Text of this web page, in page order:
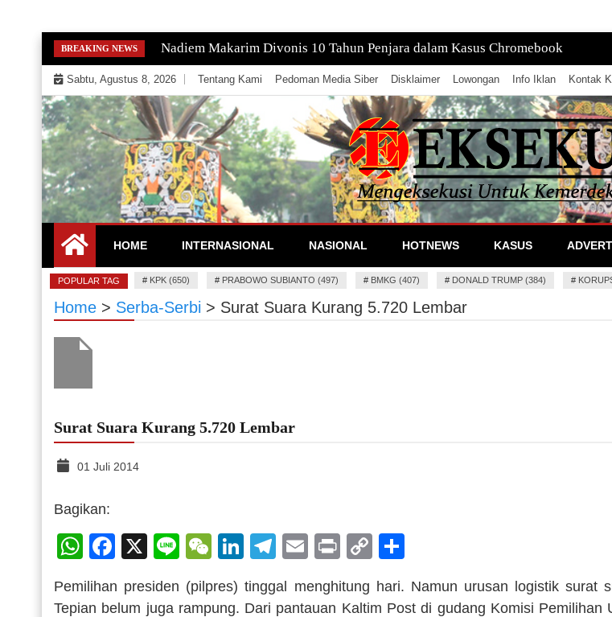
Skip
to
content
BREAKING NEWS Gempa Magnitudo 2,9 Guncang Pacitan, Pusatnya di Laut
Sabtu, Agustus 8, 2026 Tentang Kami Pedoman Media Siber Disklaimer Lowongan Info Iklan Kontak
EKSEKUTOR
Mengeksekusi Berita Untuk Kemerdekaan dan Keadilan Informasi
HOME INTERNASIONAL NASIONAL HOTNEWS KASUS
POPULAR TAG # KPK (650) # PRABOWO SUBIANTO (497) # BMKG (407) # DONALD TRUMP (384) #
Home > Serba-Serbi > Surat Suara Kurang 5.720 Lembar
Surat Suara Kurang 5.720 Lembar
01 Juli 2014
Bagikan:
WhatsApp
Facebook
X LineWeChat
LinkedIn
Telegram
EmailPrintCopy
Pemilihan presiden (pilpres) tinggal menghitung hari. Namun urusan logistik surat
Tepian belum juga rampung. Dari pantauan Kaltim Post di gudang Komisi Pemilihan